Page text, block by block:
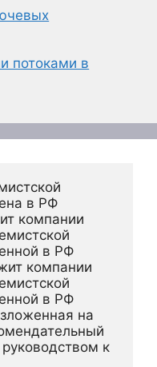
потоками в
в РФ
компании
в РФ
компании
в РФ
на
к